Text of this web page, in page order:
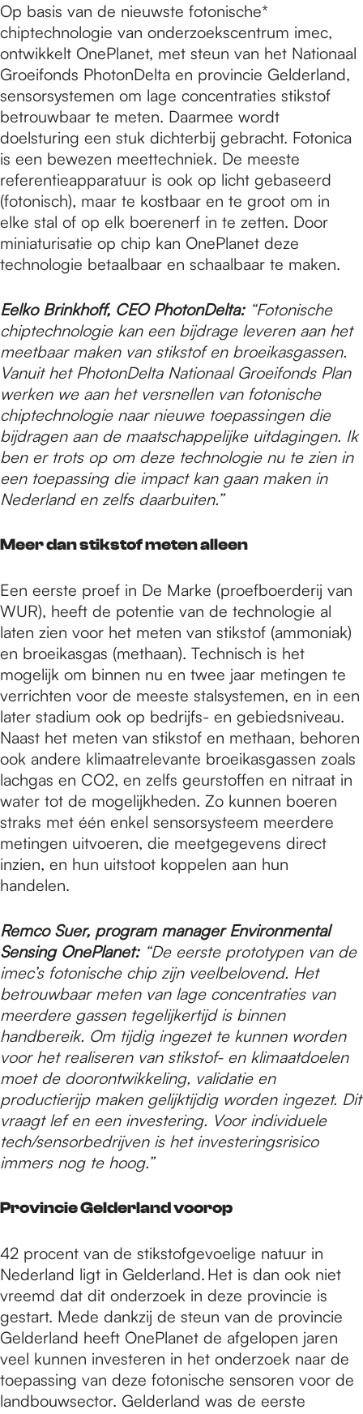
Op basis van de nieuwste fotonische*
chiptechnologie van onderzoekscentrum imec,
ontwikkelt OnePlanet, met steun van het Nationaal
Groeifonds PhotonDelta en provincie Gelderland,
sensorsystemen om lage concentraties stikstof
betrouwbaar te meten. Daarmee wordt
doelsturing een stuk dichterbij gebracht. Fotonica
is een bewezen meettechniek. De meeste
referentieapparatuur is ook op licht gebaseerd
(fotonisch), maar te kostbaar en te groot om in
elke stal of op elk boerenerf in te zetten. Door
miniaturisatie op chip kan OnePlanet deze
technologie betaalbaar en schaalbaar te maken.
Eelko Brinkhoff, CEO PhotonDelta:“Fotonische
chiptechnologie kan een bijdrage leveren aan het
meetbaar maken van stikstof en broeikasgassen.
Vanuit het PhotonDelta Nationaal Groeifonds Plan
werken we aan het versnellen van fotonische
chiptechnologie naar nieuwe toepassingen die
bijdragen aan de maatschappelijke uitdagingen. Ik
ben er trots op om deze technologie nu te zien in
een toepassing die impact kan gaan maken in
Nederland en zelfs daarbuiten.”
Meer dan stikstof meten alleen
Een eerste proef in De Marke (proefboerderij van
WUR), heeft de potentie van de technologie al
laten zien voor het meten van stikstof (ammoniak)
en broeikasgas (methaan). Technisch is het
mogelijk om binnen nu en twee jaar metingen te
verrichten voor de meeste stalsystemen, en in een
later stadium ook op bedrijfs- en gebiedsniveau.
Naast het meten van stikstof en methaan, behoren
ook andere klimaatrelevante broeikasgassen zoals
lachgas en CO2, en zelfs geurstoffen en nitraat in
water tot de mogelijkheden. Zo kunnen boeren
straks met één enkel sensorsysteem meerdere
metingen uitvoeren, die meetgegevens direct
inzien, en hun uitstoot koppelen aan hun
handelen.
Remco Suer, program manager Environmental
Sensing OnePlanet:“De eerste prototypen van de
imec’s fotonische chip zijn veelbelovend. Het
betrouwbaar meten van lage concentraties van
meerdere gassen tegelijkertijd is binnen
handbereik. Om tijdig ingezet te kunnen worden
voor het realiseren van stikstof- en klimaatdoelen
moet de doorontwikkeling, validatie en
productierijp maken gelijktijdig worden ingezet. Dit
vraagt lef en een investering. Voor individuele
tech/sensorbedrijven is het investeringsrisico
immers nog te hoog.”
Provincie Gelderland voorop
42 procent van de stikstofgevoelige natuur in
Nederland ligt in Gelderland. Het is dan ook niet
vreemd dat dit onderzoek in deze provincie is
gestart. Mede dankzij de steun van de provincie
Gelderland heeft OnePlanet de afgelopen jaren
veel kunnen investeren in het onderzoek naar de
toepassing van deze fotonische sensoren voor de
landbouwsector. Gelderland was de eerste